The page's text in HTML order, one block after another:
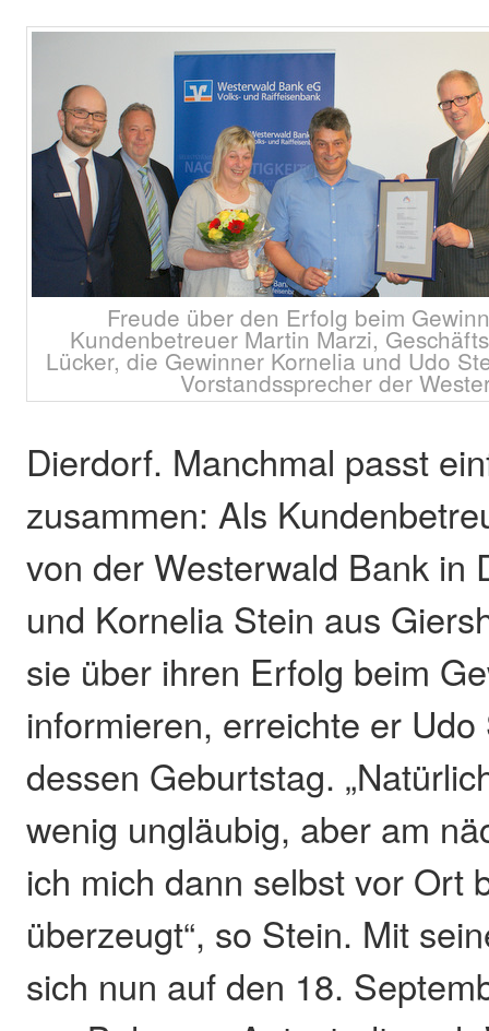
Freude über den Erfolg beim
Kundenbetreuer Martin Marzi,
Lücker, die Gewinner Kornelia und Udo
Vorstandssprecher der
Dierdorf. Manchmal passt
zusammen: Als
von der Westerwald Bank in
und Kornelia Stein aus
sie über ihren Erfolg beim
informieren, erreichte er
dessen Geburtstag.
wenig ungläubig, aber am
ich mich dann selbst vor Ort
überzeugt“, so Stein. Mit
sich nun auf den 18.